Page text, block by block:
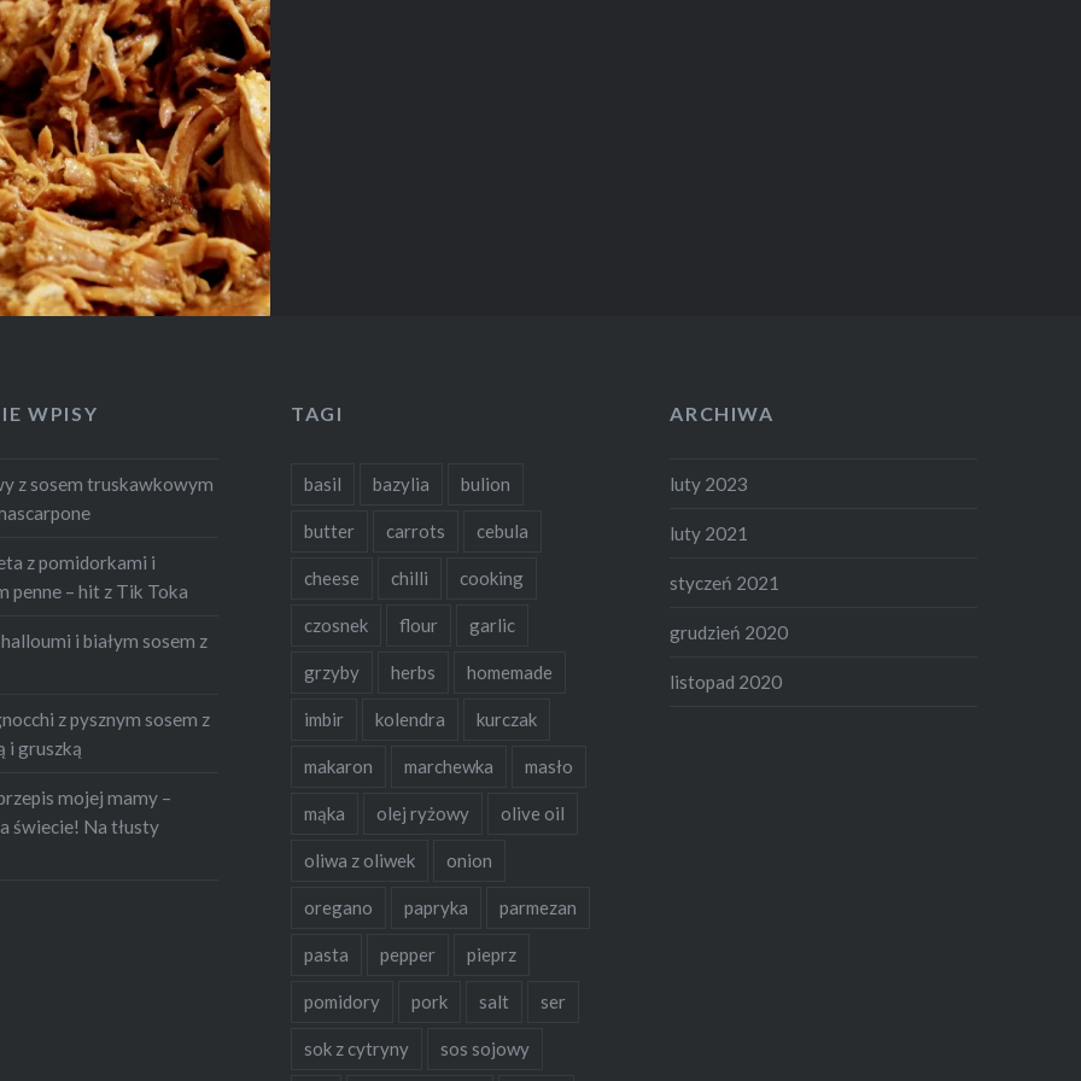
okazało się ragu
– a…
WPISY
z sosem truskawkowym
z pomidorkami i
penne – hit z Tik Toka
i białym sosem z
z pysznym sosem z
i gruszką
mojej mamy –
świecie! Na tłusty
TAGI
basil bazylia bulion
butter carrots cebula
cheese chilli cooking
czosnek flour garlic
grzyby herbs homemade
imbir kolendra kurczak
makaron marchewka masło
mąka olej ryżowy olive oil
oliwa z oliwek onion
oregano papryka parmezan
pasta pepper pieprz
pomidory pork salt ser
sok z cytryny sos sojowy
ARCHIWA
luty 2023
luty 2021
styczeń 2021
grudzień 2020
listopad 2020